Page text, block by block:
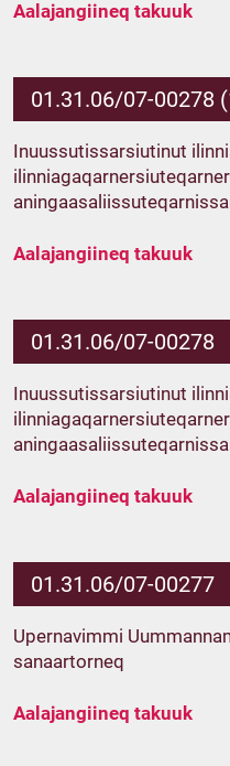
Aalajangiineq takuuk
01.31.06/07-00278
Inuussutissarsiutinut
Aalajangiineq takuuk
01.31.06/07-00278
Inuussutissarsiutinut
Aalajangiineq takuuk
01.31.06/07-00277
Upernavimmi
sanaartorneq
Aalajangiineq takuuk